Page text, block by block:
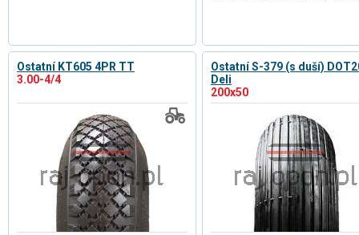
Ostatní KT605 4PR TT
3.00-4/4
Ostatní S-379 (s duší)
Deli
200x50